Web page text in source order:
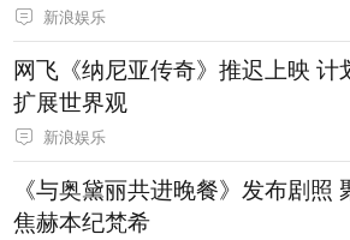
新浪娱乐
网飞《纳尼亚传奇》推迟上映 计
扩展世界观
新浪娱乐
《与奥黛丽共进晚餐》发布剧照
焦赫本纪梵希